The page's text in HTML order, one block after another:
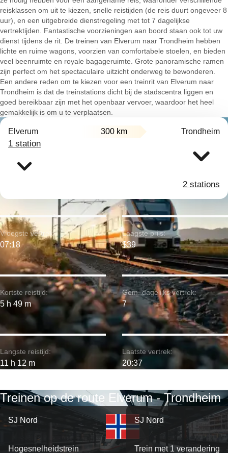
reisklassen om uit te kiezen, snelle reistijden (de reis duurt ongeveer 8
uur), en een uitgebreide dienstregeling met tot 7 dagelijkse
vertrektijden. Fantastische voorzieningen aan boord staan ook tot uw
dienst tijdens de rit. De treinen van Elverum naar Trondheim hebben
lichte en ruime wagons, voorzien van comfortabele stoelen, en bieden
veel beenruimte en royale bagageruimte. Grote panoramische ramen
zijn perfect om het spectaculaire uitzicht onderweg te bewonderen.
Een andere reden om te kiezen voor een treinrit van Elverum naar
Trondheim is dat de treinstations dicht bij de stadscentra liggen en
goed bereikbaar zijn met het openbaar vervoer, waardoor het heel
gemakkelijk is om u te verplaatsen.
Elverum 300 km Trondheim
1 station
2 stations
Kortste reistijd:
5 h 49 m
Vroegste vertrek:
07:18
Langste reistijd:
11 h 12 m
Laagste prijs:
$39
Gem. dagelijks vertrek:
7
Laatste vertrek:
20:37
Treinen op de route Elverum - Trondheim
SJ Nord
Hogesnelheidstrein
SJ Nord
Trein met 1 verandering